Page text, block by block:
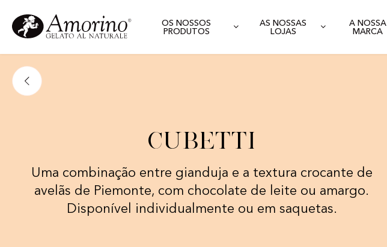
OS NOSSOS
PRODUTOS
AS NOSSAS
LOJAS
A NOSSA
MARCA
Cubetti
Uma combinação entre gianduja e a textura crocante de
avelãs de Piemonte, com chocolate de leite ou amargo.
Disponível individualmente ou em saquetas.